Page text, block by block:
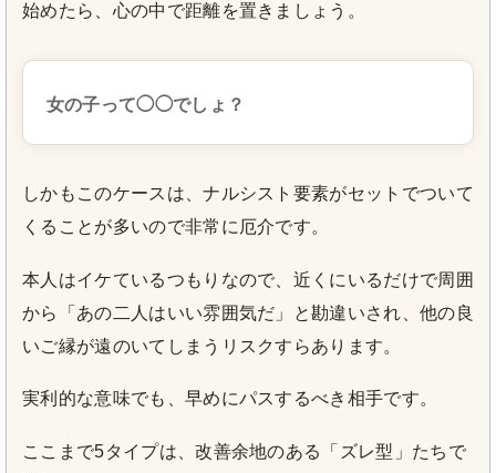
始めたら、心の中で距離を置きましょう。
女の子って◯◯でしょ？
しかもこのケースは、ナルシスト要素がセットでついて
くることが多いので非常に厄介です。
本人はイケているつもりなので、近くにいるだけで周囲
から「あの二人はいい雰囲気だ」と勘違いされ、他の良
いご縁が遠のいてしまうリスクすらあります。
実利的な意味でも、早めにパスするべき相手です。
ここまで5タイプは、改善余地のある「ズレ型」たちで